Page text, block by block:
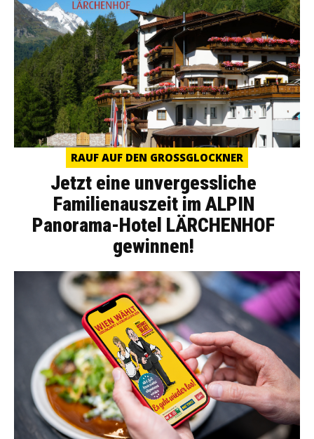
RAUF AUF DEN GROSSGLOCKNER
Jetzt eine unvergessliche
Familienauszeit im ALPIN
Panorama-Hotel LÄRCHENHOF
gewinnen!